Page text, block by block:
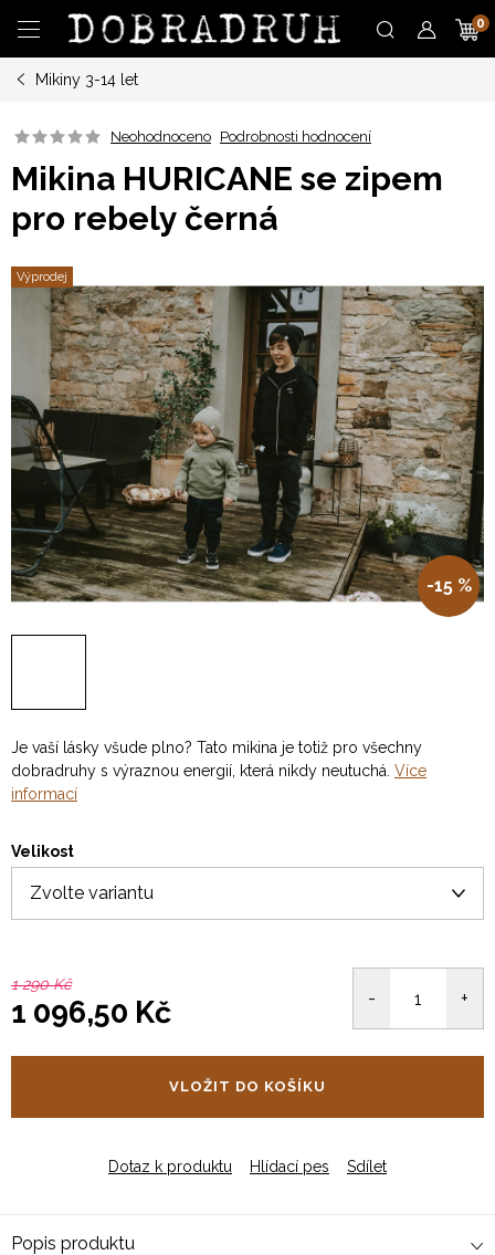
obsah
Mikiny 3-14 let
Neohodnoceno Podrobnosti hodnocení
Mikina HURICANE se zipem
pro rebely černá
Výprodej
-15 %
Je vaší lásky všude plno? Tato mikina je totiž pro všechny
dobradruhy s výraznou energií, která nikdy neutuchá. Více
informací
Velikost
1 290 Kč
1 096,50 Kč
VLOŽIT DO KOŠÍKU
Dotaz k produktu Hlídací pes Sdílet
Popis produktu